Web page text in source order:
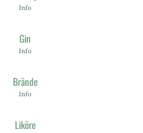
Info
Gin
Info
Brände
Info
Liköre